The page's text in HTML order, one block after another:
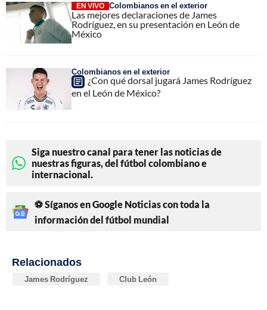
EN VIVO Colombianos en el exterior
Las mejores declaraciones de James
Rodríguez, en su presentación en León de
México
Colombianos en el exterior
¿Con qué dorsal jugará James Rodríguez
en el León de México?
Siga nuestro canal para tener las noticias de
nuestras figuras, del fútbol colombiano e
internacional.
⚽ Síganos en Google Noticias con toda la
información del fútbol mundial
Relacionados
James Rodríguez Club León